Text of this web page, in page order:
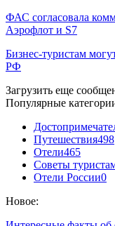
ФАС согласовала
Аэрофлот и S7
Бизнес-туристам
РФ
Загрузить еще
Популярные
Путешествия498
Отели465
Советы
Отели России0
Новое: